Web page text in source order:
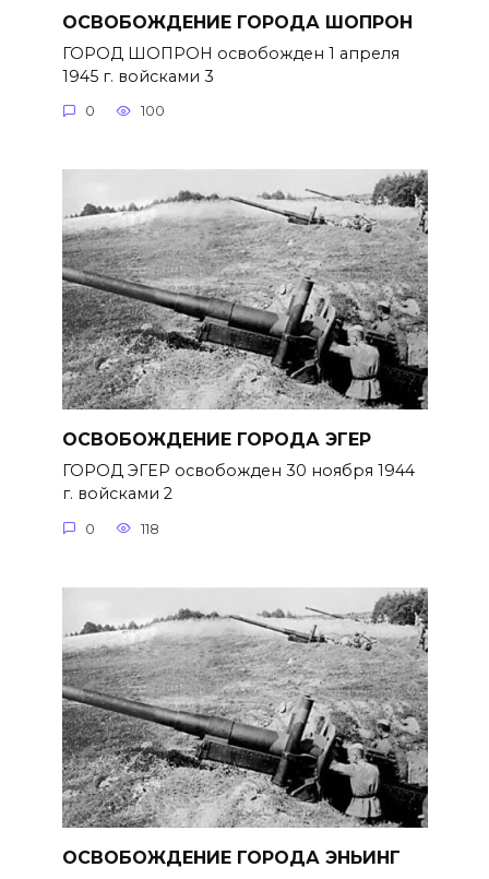
ОСВОБОЖДЕНИЕ ГОРОДА ШОПРОН
ГОРОД ШОПРОН освобожден 1 апреля
1945 г. войсками 3
0 100
ОСВОБОЖДЕНИЕ ГОРОДА ЭГЕР
ГОРОД ЭГЕР освобожден 30 ноября 1944
г. войсками 2
0 118
ОСВОБОЖДЕНИЕ ГОРОДА ЭНЬИНГ